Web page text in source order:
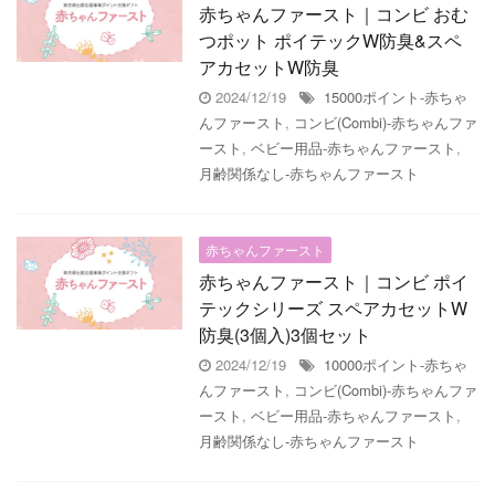
赤ちゃんファースト｜コンビ おむ
つポット ポイテックW防臭&スペ
アカセットW防臭
2024/12/19
15000ポイント-赤ちゃ
んファースト , コンビ(Combi)-赤ちゃんファ
ースト , ベビー用品-赤ちゃんファースト ,
月齢関係なし-赤ちゃんファースト
赤ちゃんファースト
赤ちゃんファースト｜コンビ ポイ
テックシリーズ スペアカセットW
防臭(3個入)3個セット
2024/12/19
10000ポイント-赤ちゃ
んファースト , コンビ(Combi)-赤ちゃんファ
ースト , ベビー用品-赤ちゃんファースト ,
月齢関係なし-赤ちゃんファースト